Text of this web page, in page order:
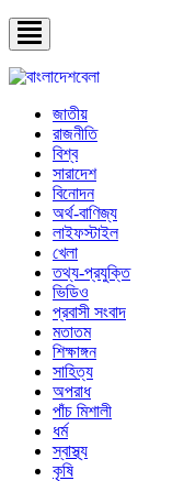
জাতীয়
রাজনীতি
বিশ্ব
সারাদেশ
বিনোদন
অর্থ-বাণিজ্য
লাইফস্টাইল
খেলা
তথ্য-প্রযুক্তি
ভিডিও
প্রবাসী সংবাদ
মতাতম
শিক্ষাঙ্গন
সাহিত্য
অপরাধ
পাঁচ মিশালী
ধর্ম
স্বাস্থ্য
কৃষি